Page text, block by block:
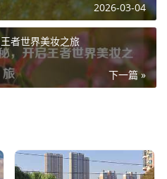
2026-03-04
者世界美妆之旅
下一篇 »